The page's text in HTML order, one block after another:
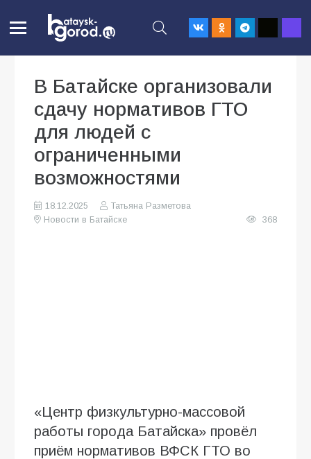
В Батайске организовали
сдачу нормативов ГТО
для людей с
ограниченными
возможностями
18.12.2025
Татьяна Разметова
Новости в Батайске
368
«Центр физкультурно-массовой
работы города Батайска» провёл
приём нормативов ВФСК ГТО во